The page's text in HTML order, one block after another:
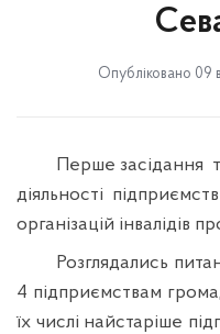
Опубліковано 09
Перше засідання
діяльності
організацій інвалідів
Розглядались
4 підприємствам
їх числі найстаріше